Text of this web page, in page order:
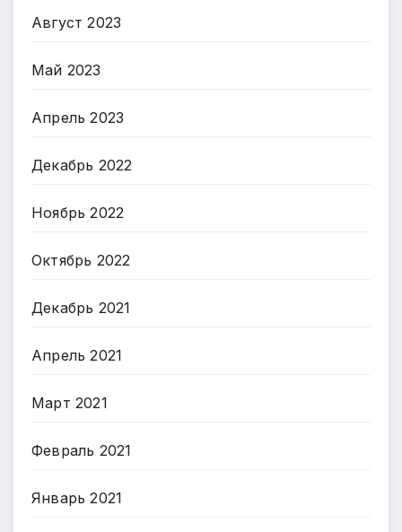
Август 2023
Май 2023
Апрель 2023
Декабрь 2022
Ноябрь 2022
Октябрь 2022
Декабрь 2021
Апрель 2021
Март 2021
Февраль 2021
Январь 2021